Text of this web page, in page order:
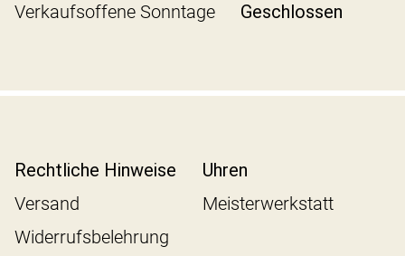
Verkaufsoffene Sonntage
Geschlossen
Rechtliche Hinweise
Versand
Widerrufsbelehrung
Uhren
Meisterwerkstatt